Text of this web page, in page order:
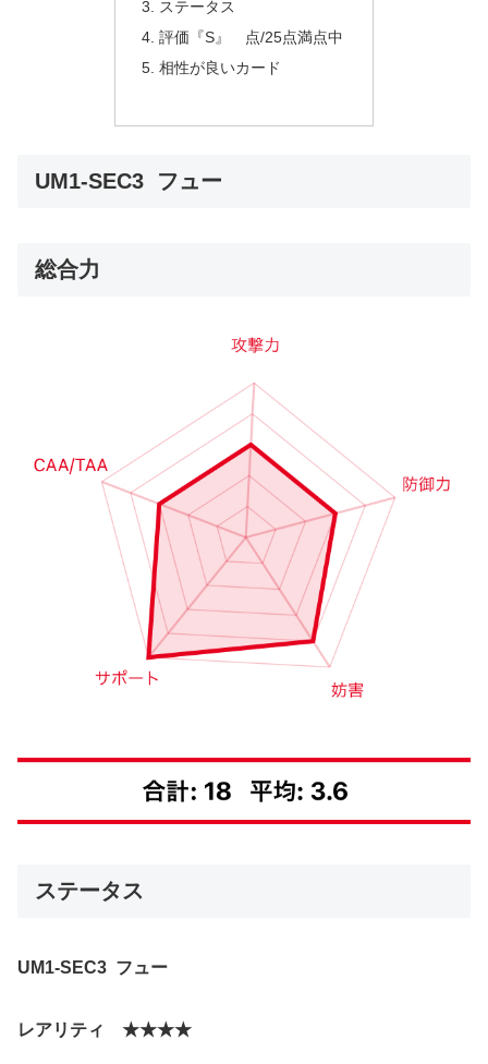
ステータス
評価『S』 点/25点満点中
相性が良いカード
UM1-SEC3 フュー
総合力
ステータス
UM1-SEC3 フュー
レアリティ ★★★★